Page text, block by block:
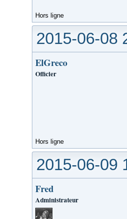
Hors ligne
2015-06-08
ElGreco
Officier
Hors ligne
2015-06-09
Fred
Administrateur